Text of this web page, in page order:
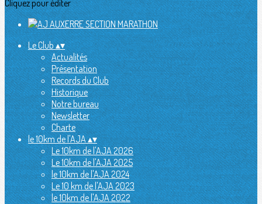
Cliquez pour éditer
Le Club▴▾
Actualités
Présentation
Records du Club
Historique
Notre bureau
Newsletter
Charte
le 10km de l'AJA▴▾
Le 10km de l'AJA 2026
Le 10km de l'AJA 2025
le 10km de l'AJA 2024
Le 10 km de l'AJA 2023
le 10km de l'AJA 2022